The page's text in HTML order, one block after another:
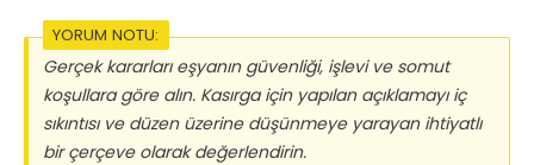
YORUM NOTU:
Gerçek kararları eşyanın güvenliği, işlevi ve somut
koşullara göre alın. Kasırga için yapılan açıklamayı iç
sıkıntısı ve düzen üzerine düşünmeye yarayan ihtiyatlı
bir çerçeve olarak değerlendirin.